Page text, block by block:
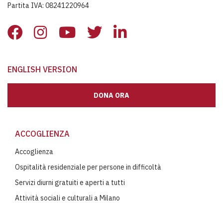
Partita IVA: 08241220964
ENGLISH VERSION
DONA ORA
ACCOGLIENZA
Accoglienza
Ospitalità residenziale per persone in difficoltà
Servizi diurni gratuiti e aperti a tutti
Attività sociali e culturali a Milano